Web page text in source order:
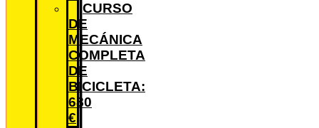
CURSO
DE
MECÁNICA
COMPLETA
DE
BICICLETA:
680
€